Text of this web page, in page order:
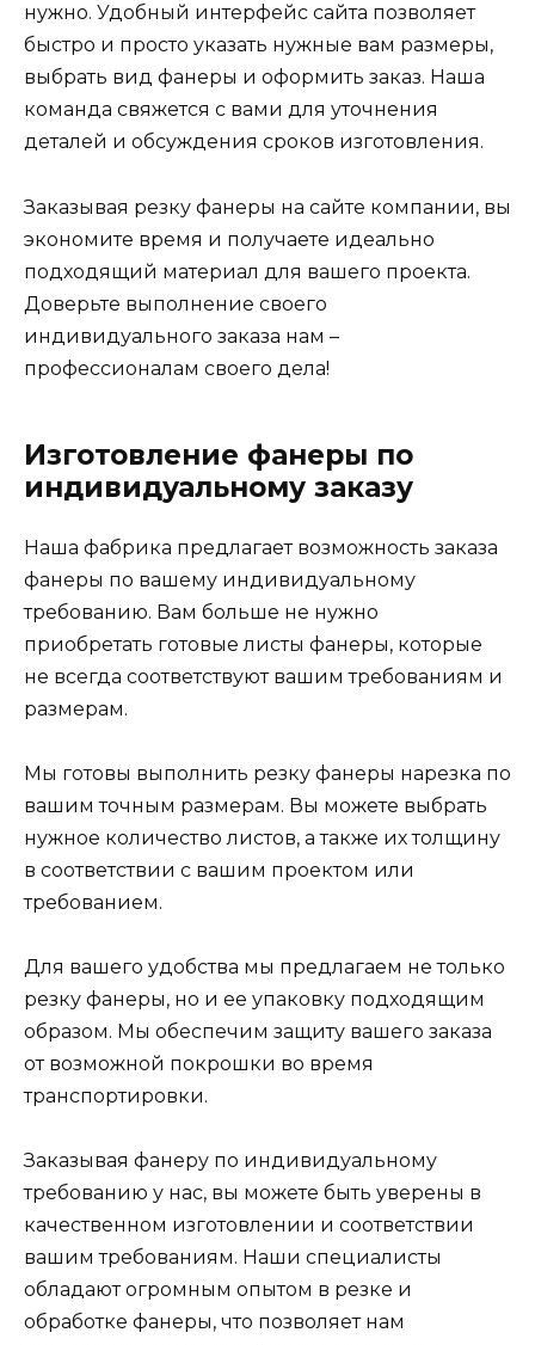
нужно. Удобный интерфейс сайта позволяет
быстро и просто указать нужные вам размеры,
выбрать вид фанеры и оформить заказ. Наша
команда свяжется с вами для уточнения
деталей и обсуждения сроков изготовления.
Заказывая резку фанеры на сайте компании, вы
экономите время и получаете идеально
подходящий материал для вашего проекта.
Доверьте выполнение своего
индивидуального заказа нам –
профессионалам своего дела!
Изготовление фанеры по
индивидуальному заказу
Наша фабрика предлагает возможность заказа
фанеры по вашему индивидуальному
требованию. Вам больше не нужно
приобретать готовые листы фанеры, которые
не всегда соответствуют вашим требованиям и
размерам.
Мы готовы выполнить резку фанеры нарезка по
вашим точным размерам. Вы можете выбрать
нужное количество листов, а также их толщину
в соответствии с вашим проектом или
требованием.
Для вашего удобства мы предлагаем не только
резку фанеры, но и ее упаковку подходящим
образом. Мы обеспечим защиту вашего заказа
от возможной покрошки во время
транспортировки.
Заказывая фанеру по индивидуальному
требованию у нас, вы можете быть уверены в
качественном изготовлении и соответствии
вашим требованиям. Наши специалисты
обладают огромным опытом в резке и
обработке фанеры, что позволяет нам